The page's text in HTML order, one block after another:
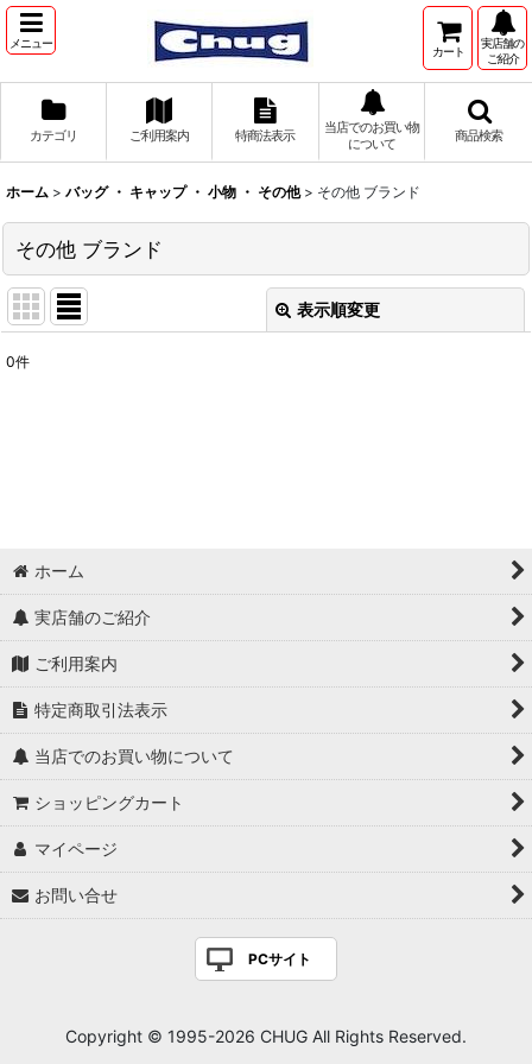
メニュー
カート
実店舗の
ご紹介
カテゴリ ご利用案内 特商法表示
当店でのお買い物
について
商品検索
ホーム > バッグ ・ キャップ ・ 小物 ・ その他 > その他 ブランド
その他 ブランド
表示順変更
0件
ホーム
実店舗のご紹介
ご利用案内
特定商取引法表示
当店でのお買い物について
ショッピングカート
マイページ
お問い合せ
PCサイト
Copyright © 1995-2026 CHUG All Rights Reserved.